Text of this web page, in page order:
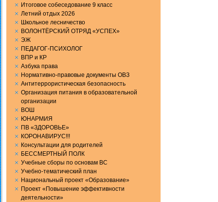
Итоговое собеседование 9 класс
Летний отдых 2026
Школьное лесничество
ВОЛОНТЁРСКИЙ ОТРЯД «УСПЕХ»
ЭЖ
ПЕДАГОГ-ПСИХОЛОГ
ВПР и КР
Aзбука права
Нормативно-правовые документы ОВЗ
Антитеррористическая безопасность
Организация питания в образовательной
организации
ВОШ
ЮНАРМИЯ
ПВ «ЗДОРОВЬЕ»
КОРОНАВИРУС!!!
Консультации для родителей
БЕССМЕРТНЫЙ ПОЛК
Учебные сборы по основам ВС
Учебно-тематический план
Национальный проект «Образование»
Проект «Повышение эффективности
деятельности»